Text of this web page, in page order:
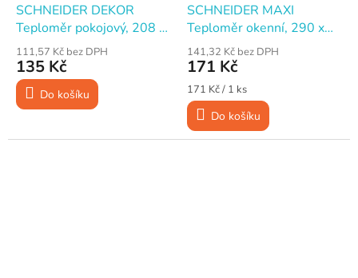
SCHNEIDER DEKOR
Teploměr pokojový, 208 x
46 mm
111,57 Kč bez DPH
135 Kč
Do košíku
SCHNEIDER MAXI
Teploměr okenní, 290 x
40 mm
141,32 Kč bez DPH
171 Kč
Měrná
cena:
171 Kč / 1 ks
Do košíku